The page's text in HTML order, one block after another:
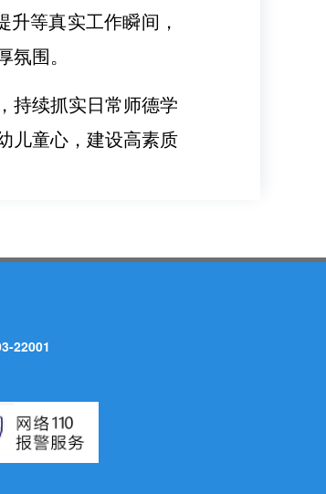
等真实工作瞬间，
围。
持续抓实日常师德学
儿童心，建设高素质
22001